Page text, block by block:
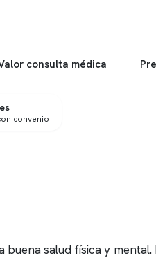
consulta médica
convenio
salud física y